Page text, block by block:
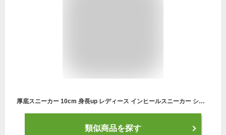
厚底スニーカー 10cm 身長up レディース インヒールスニーカー シークレットシューズ ダッドスニーカー 厚底靴 ダイエットスニーカー レザー カジュアル 黒 白 背が高くなる 履きやすい シンプル クッション ハイカット 無地 小さいサイズ 大きいサイズ 韓国 送料無料
類似商品を探す